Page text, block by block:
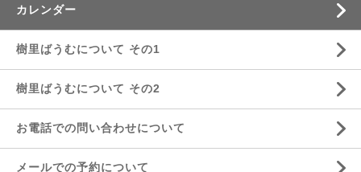
カレンダー
樹里ばうむについて その1
樹里ばうむについて その2
お電話での問い合わせについて
メールでの予約について